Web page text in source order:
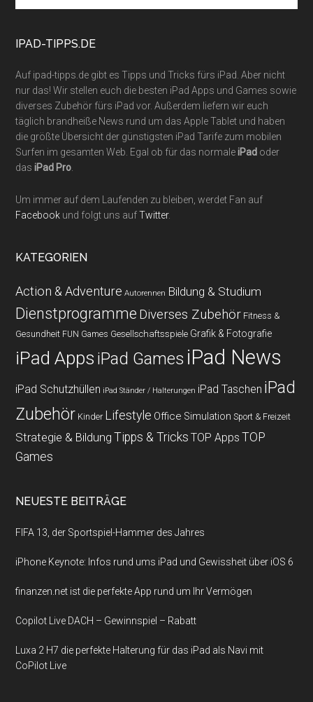
site
IPAD-TIPPS.DE
Auf ipad-tipps.de gibt es Tipps und Tricks fürs iPad. Aber nicht
nur das! Wir stellen euch die besten iPad Apps und Games sowie
diverses Zubehör fürs iPad vor. Außerdem liefern wir euch
täglich brandheiße News rund um das Apple Tablet und haben
die größte Übersicht der günstigsten iPad Tarife zum mobilen
Surfen im gesamten Web. Egal ob für das normaleiPad oder
dasiPad Pro
Um immer auf dem Laufenden zu bleiben, werdet Fan auf
Facebook und folgt uns aufTwitter.
KATEGORIEN
Action & Adventure Autorennen Bildung & Studium
Dienstprogramme Diverses Zubehör Fitness &
Gesundheit FUN Games Gesellschaftsspiele Grafik & Fotografie
iPad Apps iPad Games iPad News
iPad Schutzhüllen iPad Ständer / Halterungen iPad Taschen iPad
Zubehör Kinder Lifestyle Office Simulation Sport & Freizeit
Strategie & Bildung Tipps & Tricks TOP Apps TOP
Games
NEUESTE BEITRÄGE
FIFA 13, der Sportspiel-Hammer des Jahres
iPhone Keynote: Infos rund ums iPad und Gewissheit über iOS 6
finanzen.net ist die perfekte App rund um Ihr Vermögen
Copilot Live DACH – Gewinnspiel – Rabatt
Luxa 2 H7 die perfekte Halterung für das iPad als Navi mit
CoPilot Live